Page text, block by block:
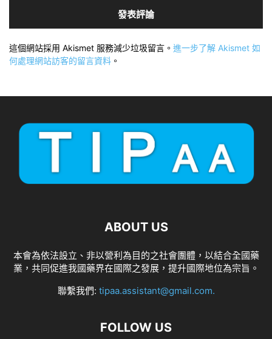
這個網站採用 Akismet 服務減少垃圾留言。 進一步了解 Akismet 如
何處理網站訪客的留言資料 。
ABOUT US
本會為依法設立、非以營利為目的之社會團體，以結合全國藥
業，共同促進我國藥界在國際之發展，提升國際地位為宗旨。
聯繫我們: tipaa.assistant@gmail.com.
FOLLOW US